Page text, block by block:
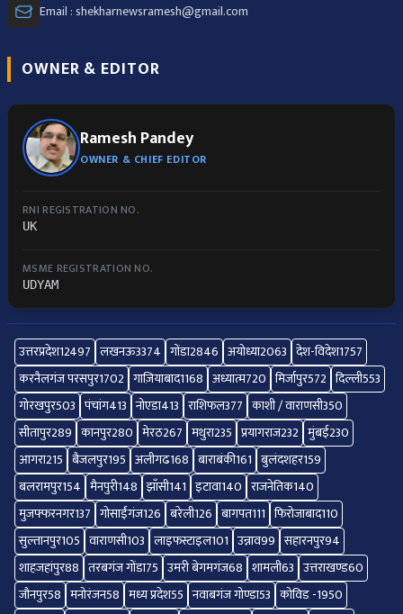
Email : shekharnewsramesh@gmail.com
OWNER & EDITOR
Ramesh Pandey
OWNER & CHIEF EDITOR
RNI REGISTRATION NO.
UK
MSME REGISTRATION NO.
UDYAM
उत्तरप्रदेश12497 लखनऊ3374 गोंडा2846 अयोध्या2063 देश-विदेश1757
करनैलगंज परसपुर1702 गाज़ियाबाद1168 अध्यात्म720 मिर्जापुर572 दिल्ली553
गोरखपुर503 पंचांग413 नोएडा413 राशिफल377 काशी / वाराणसी350
सीतापुर289 कानपुर280 मेरठ267 मथुरा235 प्रयागराज232 मुंबई230
आगरा215 बैजलपुर195 अलीगढ168 बाराबंकी161 बुलंदशहर159
बलरामपुर154 मैनपुरी148 झाँसी141 इटावा140 राजनेतिक140
मुजफ्फरनगर137 गोसाईंगंज126 बरेली126 बागपत111 फिरोजाबाद110
सुल्तानपुर105 वाराणसी103 लाइफस्टाइल101 उन्नाव99 सहारनपुर94
शाहजहांपुर88 तरबगंज गोंडा75 उमरी बेगमगंज68 शामली63 उत्तराखण्ड60
जौनपुर58 मनोरंजन58 मध्य प्रदेश55 नवाबगंज गोण्डा53 कोविड -1950